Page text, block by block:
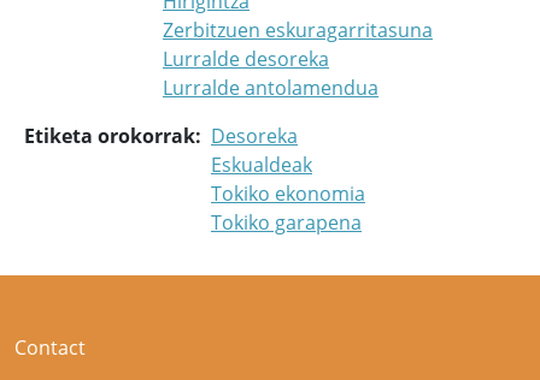
Zerbitzuen eskuragarritasuna
Lurralde desoreka
Lurralde antolamendua
Etiketa orokorrak
Desoreka
Eskualdeak
Tokiko ekonomia
Tokiko garapena
Contact